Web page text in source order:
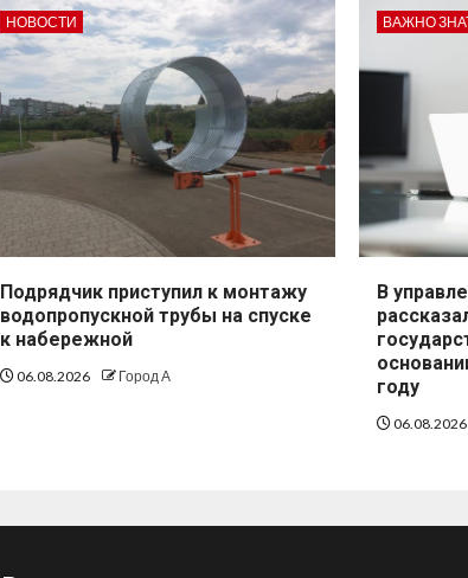
НОВОСТИ
Подрядчик приступил к монтажу
водопропускной трубы на спуске
к набережной
06.08.2026 Город А
ВАЖНО
В
году
06.08.2026